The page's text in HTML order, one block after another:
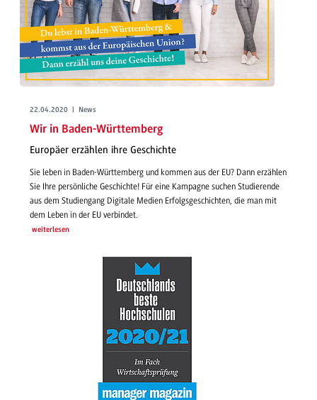
22.04.2020 | News
Wir in Baden-Württemberg
Europäer erzählen ihre Geschichte
Sie leben in Baden-Württemberg und kommen aus der EU? Dann erzählen
Sie Ihre persönliche Geschichte! Für eine Kampagne suchen Studierende
aus dem Studiengang Digitale Medien Erfolgsgeschichten, die man mit
dem Leben in der EU verbindet.
weiterlesen